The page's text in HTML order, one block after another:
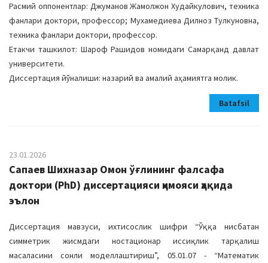
Расмий оппонентлар: Джуманов Жамолжон Худайкулович, техника
фанлари доктори, профессор; Мухамедиева Дилноз Тулкуновна,
техника фанлари доктори, профессор.
Етакчи ташкилот: Шароф Рашидов номидаги Самарқанд давлат
университети.
Диссертация йўналиши: назарий ва амалий аҳамиятга молик.
Batafsil
23.01.2026
Сапаев Шихназар Омон ўғлининг фалсафа
доктори (PhD) диссертацияси ҳимояси ҳақида
эълон
Диссертация мавзуси, ихтисослик шифри “Ўққа нисбатан
симметрик жисмдаги ностационар иссиқлик тарқалиш
масаласини сонли моделлаштириш”, 05.01.07 - “Математик